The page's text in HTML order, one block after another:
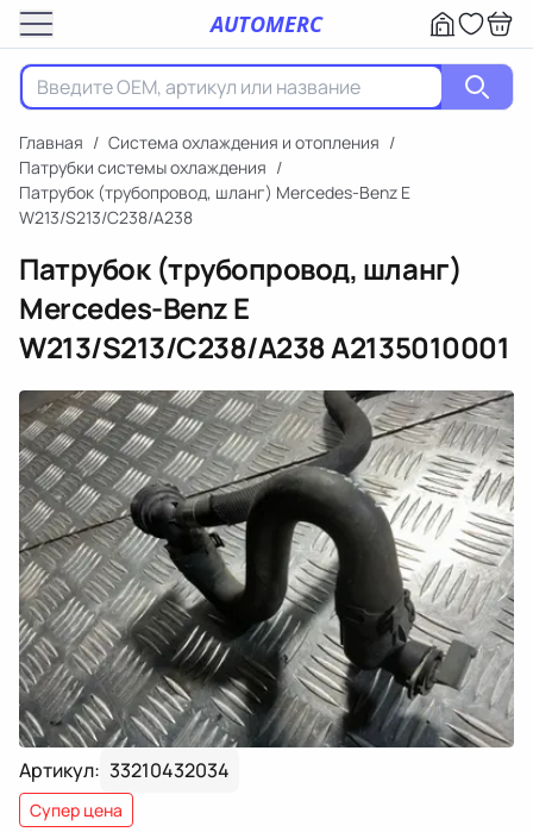
AUTOMERC
Главная / Система охлаждения и отопления /
Патрубки системы охлаждения /
Патрубок (трубопровод, шланг) Mercedes-Benz E
W213/S213/C238/A238
Патрубок (трубопровод, шланг)
Mercedes-Benz E
W213/S213/C238/A238A2135010001
Артикул: 33210432034
Супер цена